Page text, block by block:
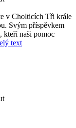
v Cholticích Tři krále
Svým příspěvkem
kteří naši pomoc
text